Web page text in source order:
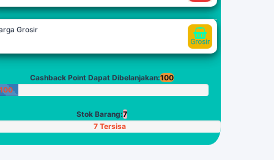
Grosir
Cashback Point Dapat Dibelanjakan:100
100
Stok Barang:7
7 Tersisa